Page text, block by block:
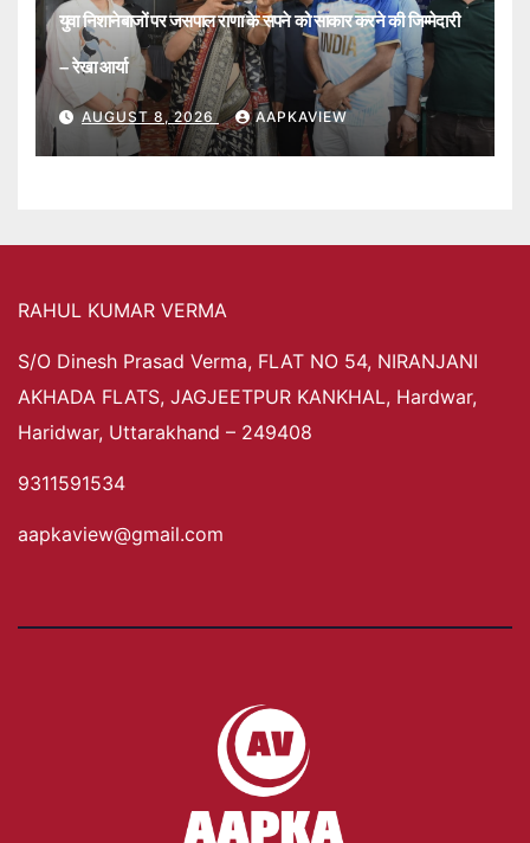
युवा निशानेबाजों पर जसपाल राणा के सपने को साकार करने की जिम्मेदारी
– रेखा आर्या
AUGUST 8, 2026 AAPKAVIEW
RAHUL KUMAR VERMA
S/O Dinesh Prasad Verma, FLAT NO 54, NIRANJANI
AKHADA FLATS, JAGJEETPUR KANKHAL, Hardwar,
Haridwar, Uttarakhand – 249408
9311591534
aapkaview@gmail.com